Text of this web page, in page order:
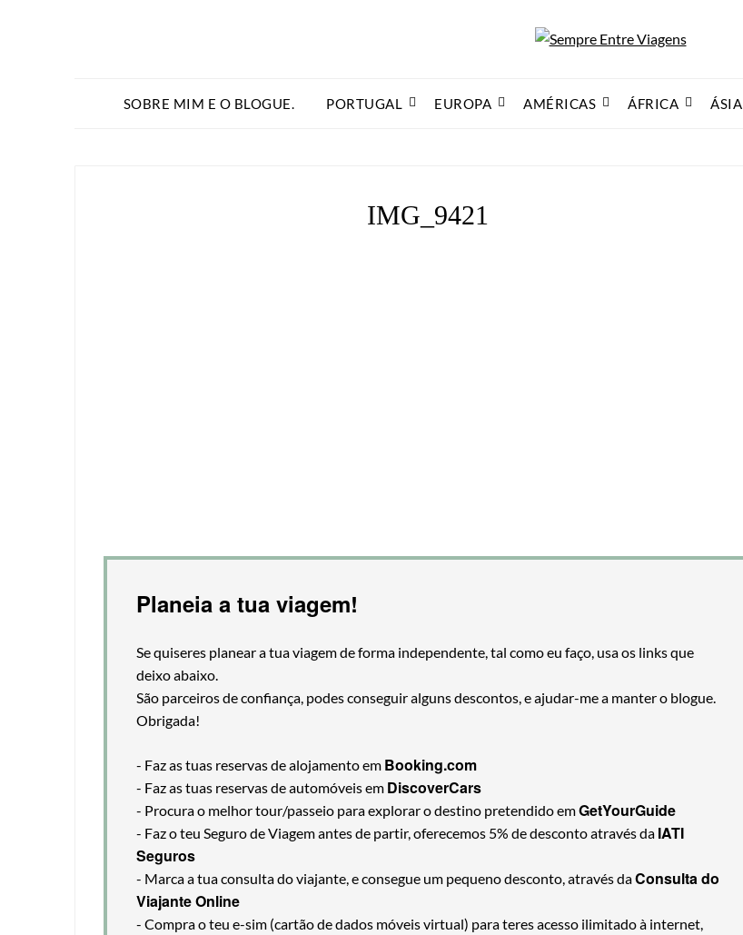
SOBRE MIM E O BLOGUE. PORTUGAL EUROPA AMÉRICAS ÁFRICA ÁSIA
IMG_9421
Planeia a tua viagem!
Se quiseres planear a tua viagem de forma independente, tal como eu faço, usa os links que
deixo abaixo.
São parceiros de confiança, podes conseguir alguns descontos, e ajudar-me a manter o blogue.
Obrigada!
- Faz as tuas reservas de alojamento em Booking.com
- Faz as tuas reservas de automóveis em DiscoverCars
- Procura o melhor tour/passeio para explorar o destino pretendido emGetYourGuide
- Faz o teu Seguro de Viagem antes de partir, oferecemos 5% de desconto através da IATI
Seguros
- Marca a tua consulta do viajante, e consegue um pequeno desconto, através daConsulta do
Viajante Online
- Compra o teu e-sim (cartão de dados móveis virtual) para teres acesso ilimitado à internet,